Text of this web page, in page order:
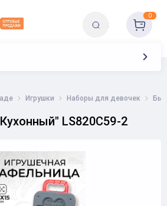
0
Игрушки Наборы для девочек
LS820C59-2